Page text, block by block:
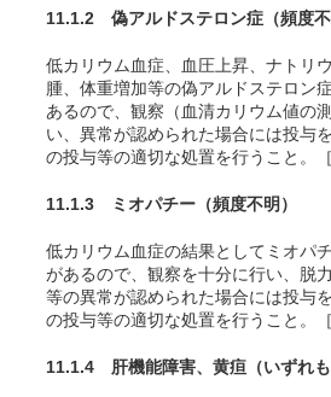
11.1.2 偽アルドステロン症 （頻度
低カリウム血症、血圧上昇、ナトリ
腫、体重増加等の偽アルドステロン
あるので、観察（血清カリウム値の
い、異常が認められた場合には投与
の投与等の適切な処置を行うこと。
11.1.3 ミオパチー （頻度不明）
低カリウム血症の結果としてミオパ
があるので、観察を十分に行い、脱
等の異常が認められた場合には投与
の投与等の適切な処置を行うこと。
11.1.4 肝機能障害、黄疸 （いずれ